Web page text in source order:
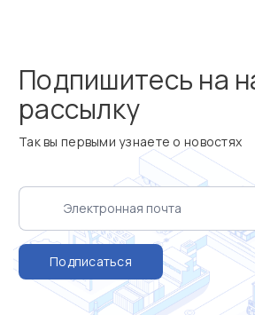
Подпишитесь на
рассылку
Так вы первыми узнаете о новостях
Подписаться